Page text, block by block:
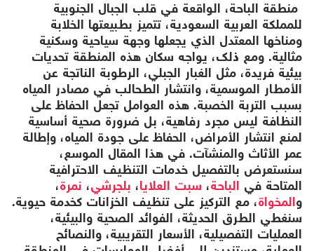
منطقة الباحة، الواقعة في قلب الجبال الجنوبية
للمملكة العربية السعودية، تتميز بطبيعتها الخلابة
ومناخها المعتدل الذي يجعلها وجهة سياحية وسكنية
مثالية. ومع ذلك، يواجه سكان هذه المنطقة تحديات
بيئية فريدة، مثل الغبار الجبلي، الرطوبة الناتجة عن
الأمطار الموسمية، وانتشار الطحالب في مصادر المياه
بسبب التربة الخصبة. هذه العوامل تجعل الحفاظ على
النظافة ليس مجرد رفاهية، بل ضرورة صحية أساسية
لمنع انتشار الأمراض، الحفاظ على جودة المياه، وإطالة
عمر الأثاث والمنشآت. في هذا المقال الموسع،
سنستعرض بالتفصيل خدمات التنظيف الاحترافية
المتاحة في الباحة، سبت العلايا، بلجرشي، نمرة،
والمخواة، مع التركيز على تنظيف الخزانات كخدمة حيوية.
سنغطي الطرق الحديثة، الفوائد الصحية والبيئية،
العمليات التفصيلية، الأسعار التقريبية، والنصائح